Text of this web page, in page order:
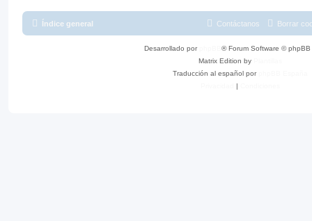
Índice general Borrar
Contáctanos
Desarrollado por
® Forum Software © phpBB
Matrix Edition by
Traducción al español por
|